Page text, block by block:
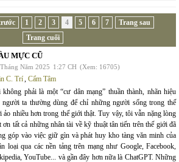
1 2 3 4 5 6 7
Trang sau
Trang cuối
MỰC CŨ
Năm 2025 1:27 CH (Xem: 16705)
C. Trí, Cẩm Tâm
không phải là một “cư dân mạng” thuần thành, nhãn hiệu
người ta thường dùng để chỉ những người sống trong thế
ảo nhiều hơn trong thế giới thật. Tuy vậy, tôi vẫn nặng lòng
ơn tất cả những nhân tài về kỹ thuật tân tiến trên thế giới đã
góp vào việc giữ gìn và phát huy kho tàng văn minh của
loại qua các nền tảng trên mạng như Google, Facebook,
YouTube... và gần đây hơn nữa là ChatGPT. Những